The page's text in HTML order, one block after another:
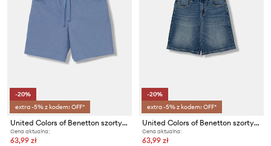
-20%
extra -5% z kodem: OFF*
United Colors of Benetton szorty dziecięce
Cena aktualna:
63,99 zł
-20%
extra -5% z kodem: OFF*
United Colors of Benetton szorty dziecięce jeansowe
Cena aktualna:
63,99 zł